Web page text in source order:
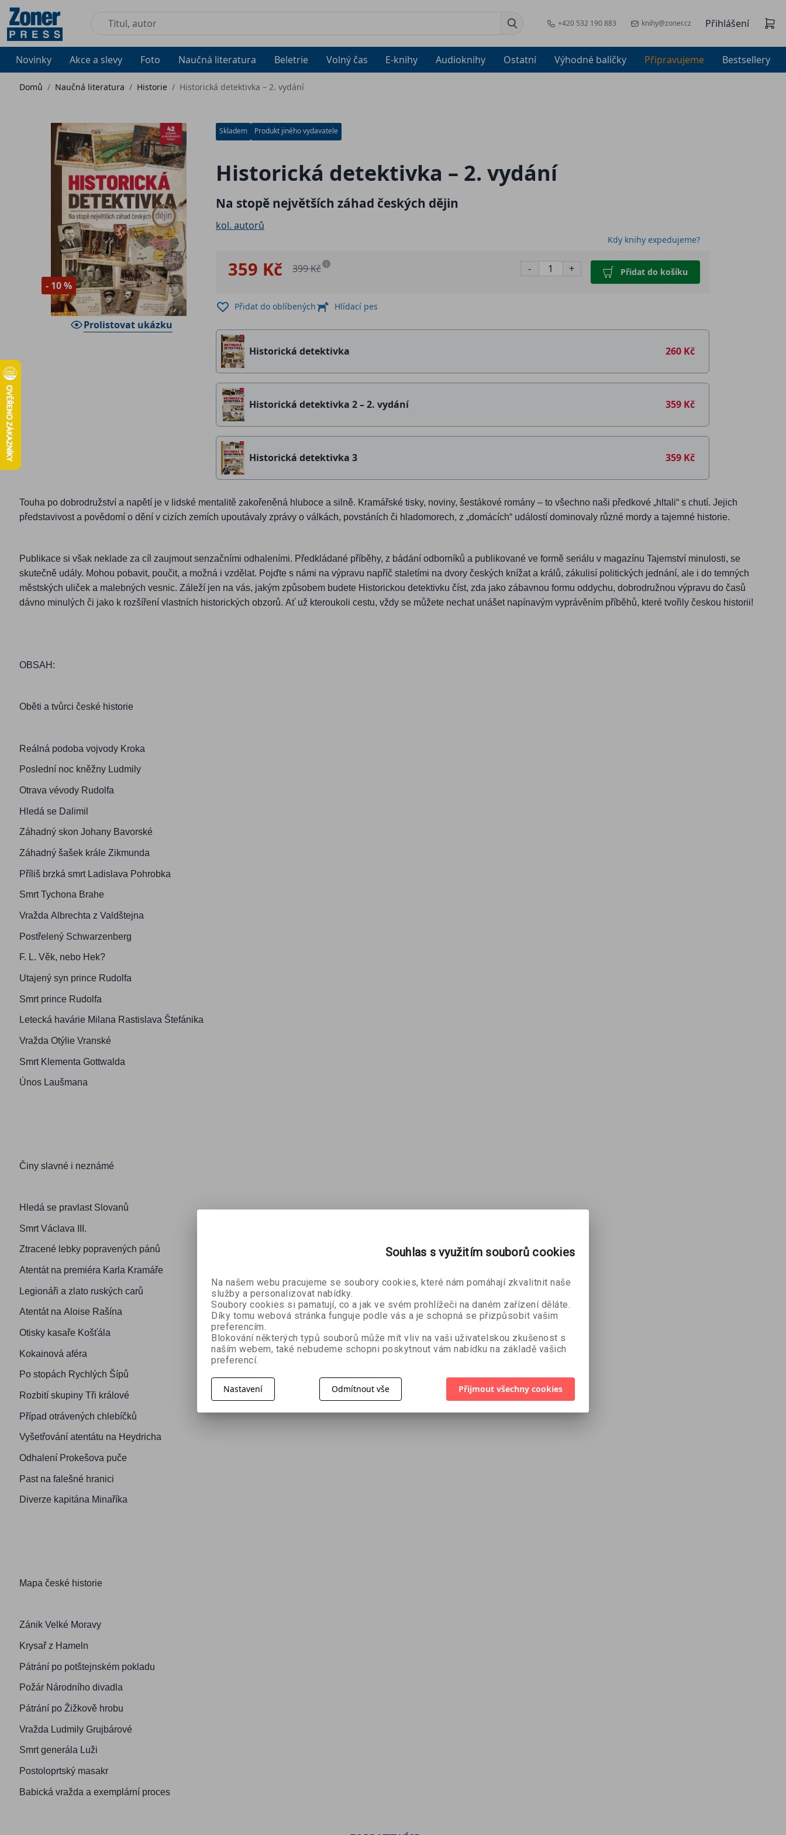
+420 532 190 883 knihy@zoner.cz Přihlášení
Novinky Akce a slevy Foto Naučná literatura Beletrie Volný čas E-knihy Audioknihy Ostatní Výhodné balíčky Připravujeme Bestsellery
Domů / Naučná literatura / Historie / Historická detektivka – 2. vydání
- 10 %
Prolistovat ukázku
Skladem Produkt jiného vydavatele
Historická detektivka – 2. vydání
Na stopě největších záhad českých dějin
kol. autorů
Kdy knihy expedujeme?
359 Kč 399 Kč i - + Přidat do košíku
Přidat do oblíbených Hlídací pes
Historická detektivka 260 Kč
Historická detektivka 2 – 2. vydání 359 Kč
Historická detektivka 3 359 Kč
Touha po dobrodružství a napětí je v lidské mentalitě zakořeněná hluboce a silně. Kramářské tisky, noviny, šestákové romány – to všechno naši předkové „hltali“ s chutí. Jejich
představivost a povědomí o dění v cizích zemích upoutávaly zprávy o válkách, povstáních či hladomorech, z „domácích“ událostí dominovaly různé mordy a tajemné historie.
Publikace si však neklade za cíl zaujmout senzačními odhaleními. Předkládané příběhy, z bádání odborníků a publikované ve formě seriálu v magazínu Tajemství minulosti, se
skutečně udály. Mohou pobavit, poučit, a možná i vzdělat. Pojďte s námi na výpravu napříč staletími na dvory českých knížat a králů, zákulisí politických jednání, ale i do temných
městských uliček a malebných vesnic. Záleží jen na vás, jakým způsobem budete Historickou detektivku číst, zda jako zábavnou formu oddychu, dobrodružnou výpravu do časů
dávno minulých či jako k rozšíření vlastních historických obzorů. Ať už kteroukoli cestu, vždy se můžete nechat unášet napínavým vyprávěním příběhů, které tvořily českou historii!
OBSAH:
Oběti a tvůrci české historie
Reálná podoba vojvody Kroka
Poslední noc kněžny Ludmily
Otrava vévody Rudolfa
Hledá se Dalimil
Záhadný skon Johany Bavorské
Záhadný šašek krále Zikmunda
Příliš brzká smrt Ladislava Pohrobka
Smrt Tychona Brahe
Vražda Albrechta z Valdštejna
Postřelený Schwarzenberg
F. L. Věk, nebo Hek?
Utajený syn prince Rudolfa
Smrt prince Rudolfa
Letecká havárie Milana Rastislava Štefánika
Vražda Otýlie Vranské
Smrt Klementa Gottwalda
Únos Laušmana
Činy slavné i neznámé
Hledá se pravlast Slovanů
Smrt Václava III.
Ztracené lebky popravených pánů
Atentát na premiéra Karla Kramáře
Legionáři a zlato ruských carů
Atentát na Aloise Rašína
Otisky kasaře Košťála
Kokainová aféra
Po stopách Rychlých Šípů
Rozbití skupiny Tři králové
Případ otrávených chlebíčků
Vyšetřování atentátu na Heydricha
Odhalení Prokešova puče
Past na falešné hranici
Diverze kapitána Minaříka
Mapa české historie
Zánik Velké Moravy
Krysař z Hameln
Pátrání po potštejnském pokladu
Požár Národního divadla
Pátrání po Žižkově hrobu
Vražda Ludmily Grujbárové
Smrt generála Luži
Postoloprtský masakr
Babická vražda a exemplární proces
Souhlas s využitím souborů cookies
Na našem webu pracujeme se soubory cookies, které nám pomáhají zkvalitnit naše
služby a personalizovat nabídky.
Soubory cookies si pamatují, co a jak ve svém prohlížeči na daném zařízení děláte.
Díky tomu webová stránka funguje podle vás a je schopná se přizpůsobit vašim
preferencím.
Blokování některých typů souborů může mít vliv na vaši uživatelskou zkušenost s
naším webem, také nebudeme schopni poskytnout vám nabídku na základě vašich
preferencí.
Nastavení Odmítnout vše Přijmout všechny cookies